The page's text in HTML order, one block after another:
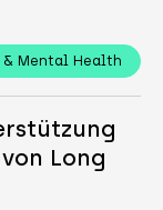
Mental Health
Long